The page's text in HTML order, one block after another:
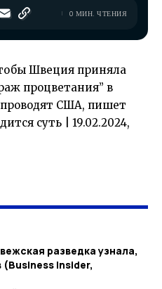
0 МИН. ЧТЕНИЯ
Швеция приняла
процветания” в
США, пишет
суть | 19.02.2024,
разведка узнала,
(Business Insider,